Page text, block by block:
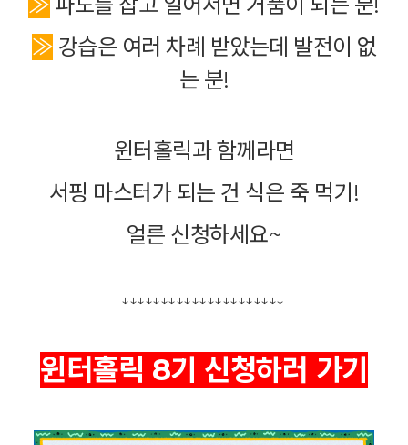
≫ 강습은 여러 차례 받았는데 발전이 없
는 분!
윈터홀릭과 함께라면
서핑 마스터가 되는 건 식은 죽 먹기!
얼른 신청하세요~
↓↓↓↓↓↓↓↓↓↓↓↓↓↓↓↓↓↓↓↓↓
윈터홀릭 8기 신청하러 가기